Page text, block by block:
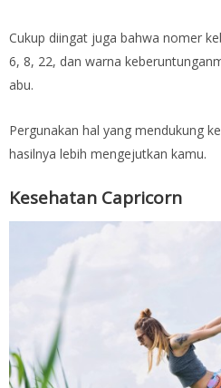
Cukup diingat juga bahwa nomer
6, 8, 22, dan warna
abu.
Pergunakan hal yang mendukung
hasilnya lebih mengejutkan kamu.
Kesehatan Capricorn